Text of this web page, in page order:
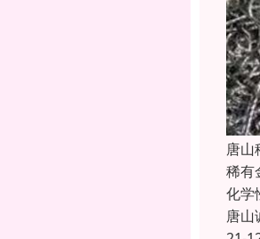
唐山
稀有
化学
唐山